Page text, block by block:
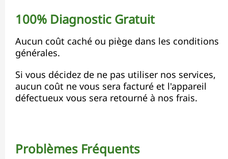
100% Diagnostic Gratuit
Aucun coût caché ou piège dans les conditions
générales.
Si vous décidez de ne pas utiliser nos services,
aucun coût ne vous sera facturé et l'appareil
défectueux vous sera retourné à nos frais.
Problèmes Fréquents